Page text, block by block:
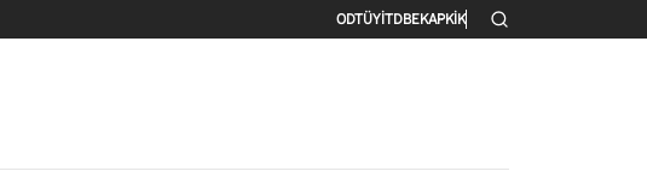
İkincil menü
ODTÜYİTDBEKAPKİK